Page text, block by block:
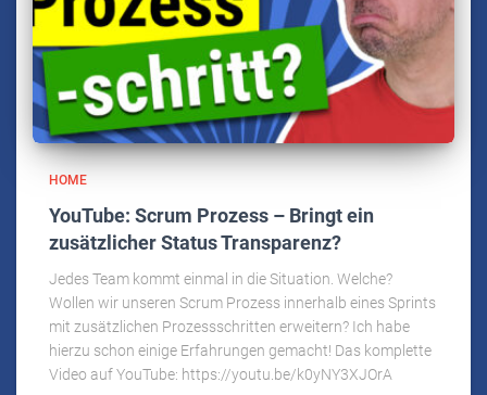
HOME
YouTube: Scrum Prozess – Bringt ein
zusätzlicher Status Transparenz?
Jedes Team kommt einmal in die Situation. Welche?
Wollen wir unseren Scrum Prozess innerhalb eines Sprints
mit zusätzlichen Prozessschritten erweitern? Ich habe
hierzu schon einige Erfahrungen gemacht! Das komplette
Video auf YouTube: https://youtu.be/k0yNY3XJOrA